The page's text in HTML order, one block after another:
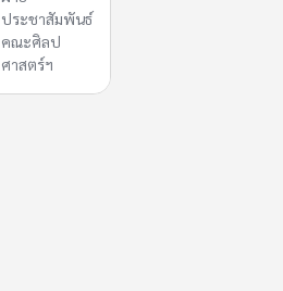
ประชาสัมพันธ์
คณะศิลป
ศาสตร์ฯ